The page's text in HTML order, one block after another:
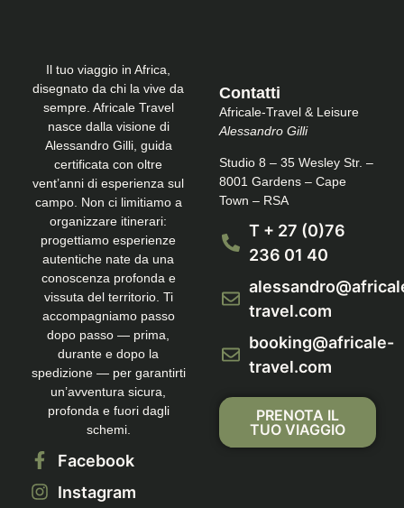
Il tuo viaggio in Africa,
disegnato da chi la vive da
sempre. Africale Travel
nasce dalla visione di
Alessandro Gilli, guida
certificata con oltre
vent’anni di esperienza sul
campo. Non ci limitiamo a
organizzare itinerari:
progettiamo esperienze
autentiche nate da una
conoscenza profonda e
vissuta del territorio. Ti
accompagniamo passo
dopo passo — prima,
durante e dopo la
spedizione — per garantirti
un’avventura sicura,
profonda e fuori dagli
schemi.
Facebook
Instagram
Contatti
Africale-Travel & Leisure
Alessandro Gilli
Studio 8 – 35 Wesley Str. –
8001 Gardens – Cape
Town – RSA
T + 27 (0)76
236 01 40
travel.com
booking@africale-
travel.com
PRENOTA IL
TUO VIAGGIO